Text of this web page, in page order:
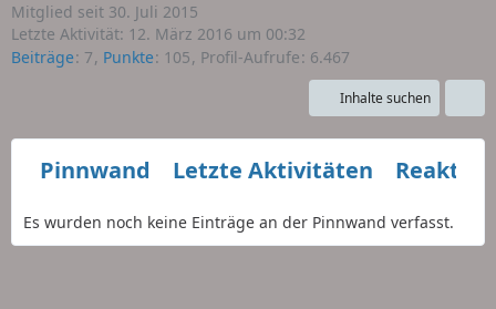
Mitglied seit 30. Juli 2015
Letzte Aktivität: 12. März 2016 um 00:32
Beiträge 7 Punkte 105 Profil-Aufrufe 6.467
Inhalte suchen
Pinnwand Letzte Aktivitäten
Es wurden noch keine Einträge an der Pinnwand verfasst.